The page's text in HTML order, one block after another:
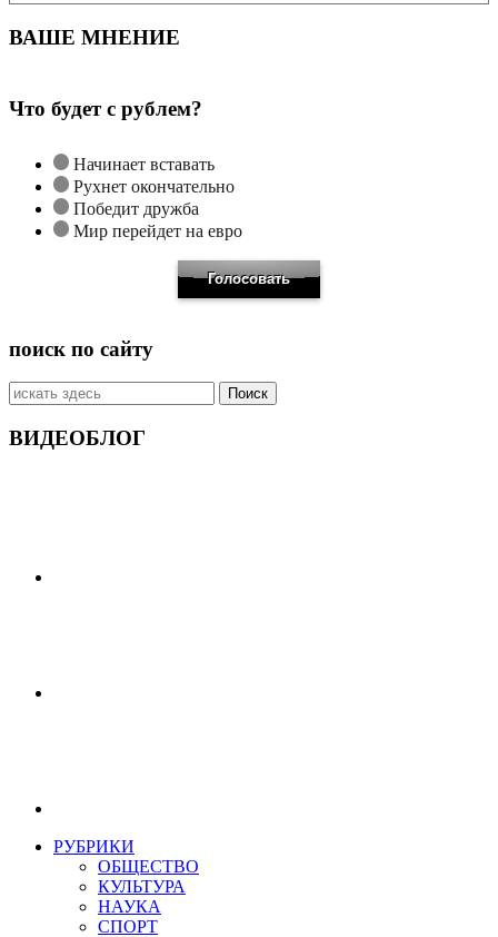
ВАШЕ МНЕНИЕ
Что будет с рублем?
Начинает вставать
Рухнет окончательно
Победит дружба
Мир перейдет на евро
поиск по сайту
Искать:
ВИДЕОБЛОГ
РУБРИКИ
ОБЩЕСТВО
КУЛЬТУРА
НАУКА
СПОРТ